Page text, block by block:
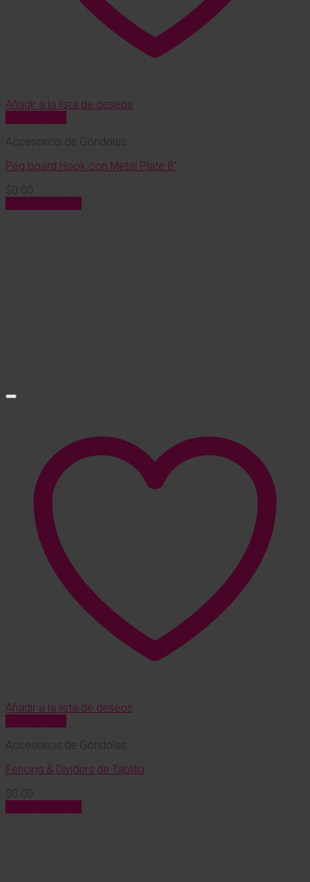
Añadir a la lista de deseos
Accesorios de Góndolas
Peg board Hook con Metal Plate 8″
$0.00
Añadir a la lista de deseos
Accesorios de Góndolas
Fencing & Dividers de Tablilla
$0.00